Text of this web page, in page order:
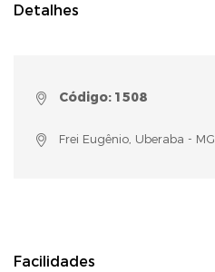
Detalhes
Código: 1508
Frei Eugênio, Uberaba - MG
Facilidades